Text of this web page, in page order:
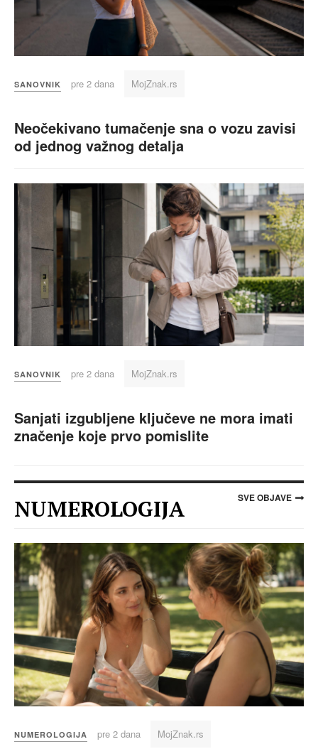
SANOVNIK pre 2 dana MojZnak.rs
Neočekivano tumačenje sna o vozu zavisi
od jednog važnog detalja
SANOVNIK pre 2 dana MojZnak.rs
Sanjati izgubljene ključeve ne mora imati
značenje koje prvo pomislite
NUMEROLOGIJA SVE OBJAVE
NUMEROLOGIJA pre 2 dana MojZnak.rs